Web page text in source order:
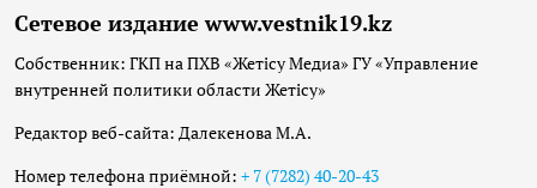
Сетевое издание www.vestnik19.kz
Собственник: ГКП на ПХВ «Жетісу Медиа» ГУ «Управление
внутренней политики области Жетісу»
Редактор веб-сайта: Далекенова М.А.
Номер телефона приёмной: + 7 (7282) 40-20-43